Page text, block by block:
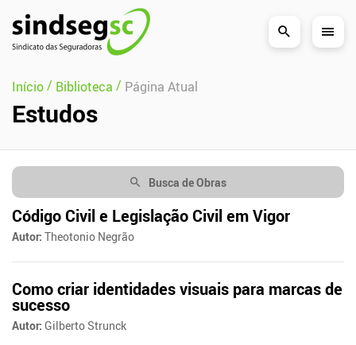
Pular Navegação (s)
Início/ Biblioteca / Página Atual
Estudos
Busca de Obras
Código Civil e Legislação Civil em Vigor
Autor: Theotonio Negrão
Como criar identidades visuais para marcas de
sucesso
Autor: Gilberto Strunck